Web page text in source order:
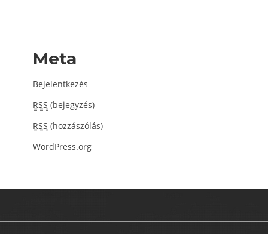
Meta
Bejelentkezés
RSS (bejegyzés)
RSS (hozzászólás)
WordPress.org